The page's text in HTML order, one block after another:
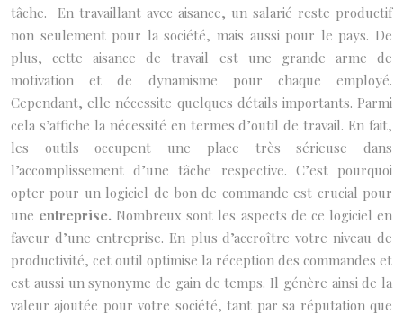
tâche. En travaillant avec aisance, un salarié reste productif
non seulement pour la société, mais aussi pour le pays. De
plus, cette aisance de travail est une grande arme de
motivation et de dynamisme pour chaque employé.
Cependant, elle nécessite quelques détails importants. Parmi
cela s’affiche la nécessité en termes d’outil de travail. En fait,
les outils occupent une place très sérieuse dans
l’accomplissement d’une tâche respective. C’est pourquoi
opter pour un logiciel de bon de commande est crucial pour
une entreprise. Nombreux sont les aspects de ce logiciel en
faveur d’une entreprise. En plus d’accroître votre niveau de
productivité, cet outil optimise la réception des commandes et
est aussi un synonyme de gain de temps. Il génère ainsi de la
valeur ajoutée pour votre société, tant par sa réputation que